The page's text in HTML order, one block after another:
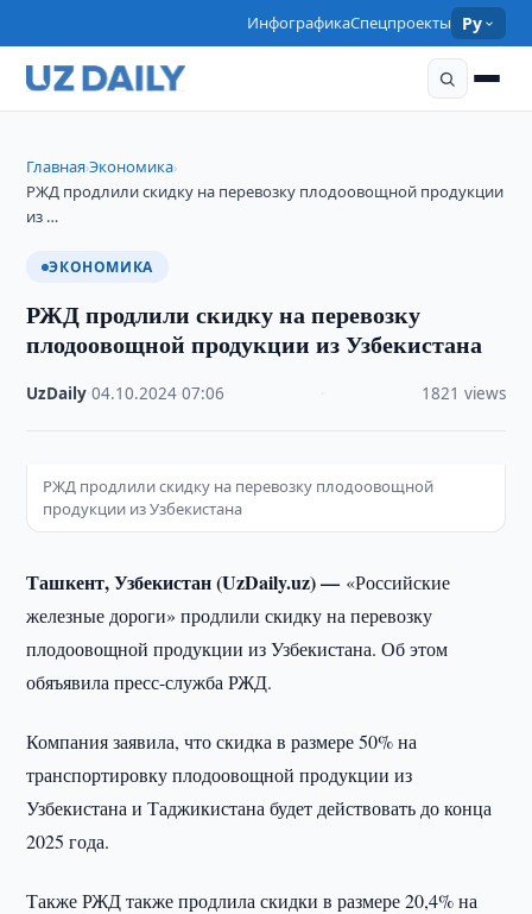
ИнфографикаСпецпроекты Ру
Главная›Экономика›
РЖД продлили скидку на перевозку плодоовощной продукции
из …
ЭКОНОМИКА
РЖД продлили скидку на перевозку
плодоовощной продукции из Узбекистана
UzDaily ·04.10.2024 ·07:06 1821 views
РЖД продлили скидку на перевозку плодоовощной
продукции из Узбекистана
Ташкент, Узбекистан (UzDaily.uz) — «Российские
железные дороги» продлили скидку на перевозку
плодоовощной продукции из Узбекистана. Об этом
обяъявила пресс-служба РЖД.
Компания заявила, что скидка в размере 50% на
транспортировку плодоовощной продукции из
Узбекистана и Таджикистана будет действовать до конца
2025 года.
Также РЖД также продлила скидки в размере 20,4% на